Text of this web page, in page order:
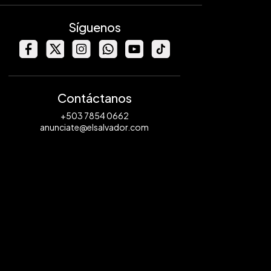
Síguenos
Contáctanos
+503 7854 0662
anunciate@elsalvador.com